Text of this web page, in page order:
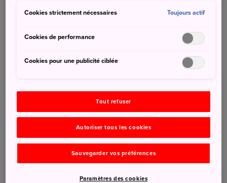
Une sagesse d'hier pour le tourisme d'aujourd'hui.
Cookies strictement nécessaires Toujours actif
Cookies de performance
Cookies pour une publicité ciblée
Tout refuser
Autoriser tous les cookies
Sauvegarder vos préférences
Paramètres des cookies